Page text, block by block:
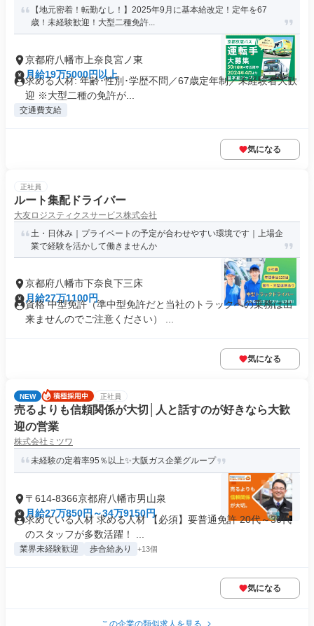
【地元密着！転勤なし！】2025年9月に基本給改定！定年を67
歳！未経験歓迎！大型二種免許...
京都府八幡市上奈良宮ノ東
月給19万5000円以上
求める人材: 年齢･性別･学歴不問／67歳定年制／未経験者大歓
迎 ※大型二種の免許が...
交通費支給
気になる
正社員
ルート集配ドライバー
大友ロジスティクスサービス株式会社
土・日休み｜プライベートの予定が合わせやすい環境です｜上場企
業で経験を活かして働きませんか
京都府八幡市下奈良下三床
月給27万1100円
資格 中型免許（準中型免許だと当社のトラックへの乗務は出
来ませんのでご注意ください） ...
気になる
NEW 正社員
売るよりも信頼関係が大切│人と話すのが好きなら大歓
迎の営業
株式会社ミツワ
未経験の定着率95％以上✨大阪ガス企業グループ
〒614-8366京都府八幡市男山泉
月給27万850円～34万9150円
求めている人材 求める人材 【必須】要普通免許 20代～30代
のスタッフが多数活躍！ ...
業界未経験歓迎 歩合給あり +13個
気になる
この企業の類似求人を見る